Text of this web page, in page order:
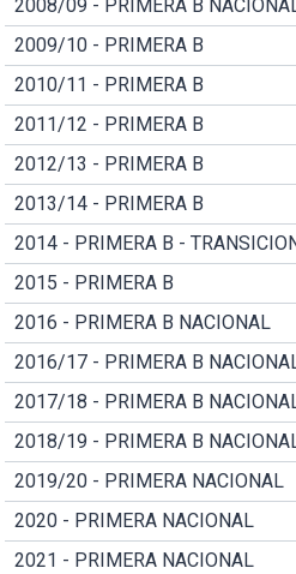
2008/09 - PRIMERA B
2009/10 - PRIMERA B
2010/11 - PRIMERA B
2011/12 - PRIMERA B
2012/13 - PRIMERA B
2013/14 - PRIMERA B
2014 - PRIMERA B -
2015 - PRIMERA B
2016 - PRIMERA B NACIONAL
2016/17 - PRIMERA B
2017/18 - PRIMERA B
2018/19 - PRIMERA B
2019/20 - PRIMERA NACIONAL
2020 - PRIMERA NACIONAL
2021 - PRIMERA NACIONAL